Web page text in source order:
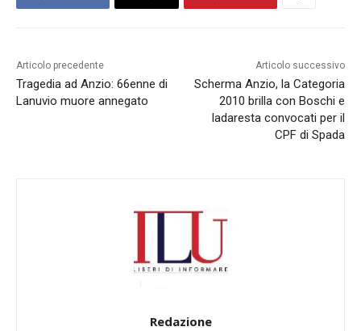
Articolo precedente
Tragedia ad Anzio: 66enne di
Lanuvio muore annegato
Articolo successivo
Scherma Anzio, la Categoria
2010 brilla con Boschi e
Iadaresta convocati per il
CPF di Spada
Redazione